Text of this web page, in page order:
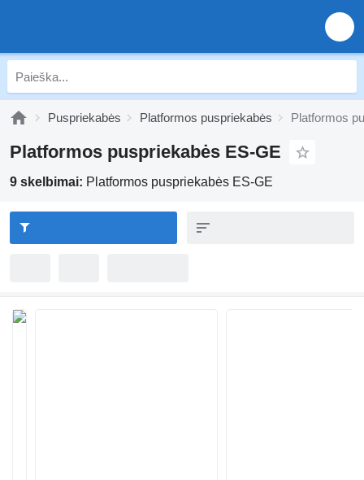
Puspriekabės Platformos puspriekabės Platformos
Platformos puspriekabės ES-GE
9 skelbimai: Platformos puspriekabės ES-GE